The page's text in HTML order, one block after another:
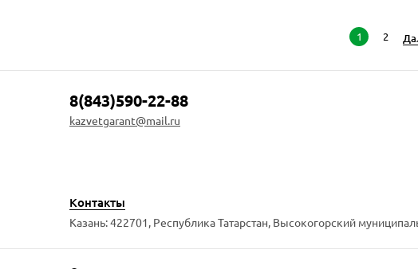
1 2
8(843)590-22-88
kazvetgarant@mail.ru
Контакты
Казань: 422701, Республика Татарстан, Высокогорский